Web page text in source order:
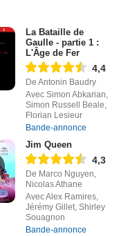
La Bataille de
Gaulle - partie 1 :
L'Âge de Fer
4,4
De Antonin Baudry
Avec Simon Abkarian,
Simon Russell Beale,
Florian Lesieur
Bande-annonce
Jim Queen
4,3
De Marco Nguyen,
Nicolas Athane
Avec Alex Ramires,
Jérémy Gillet, Shirley
Souagnon
Bande-annonce